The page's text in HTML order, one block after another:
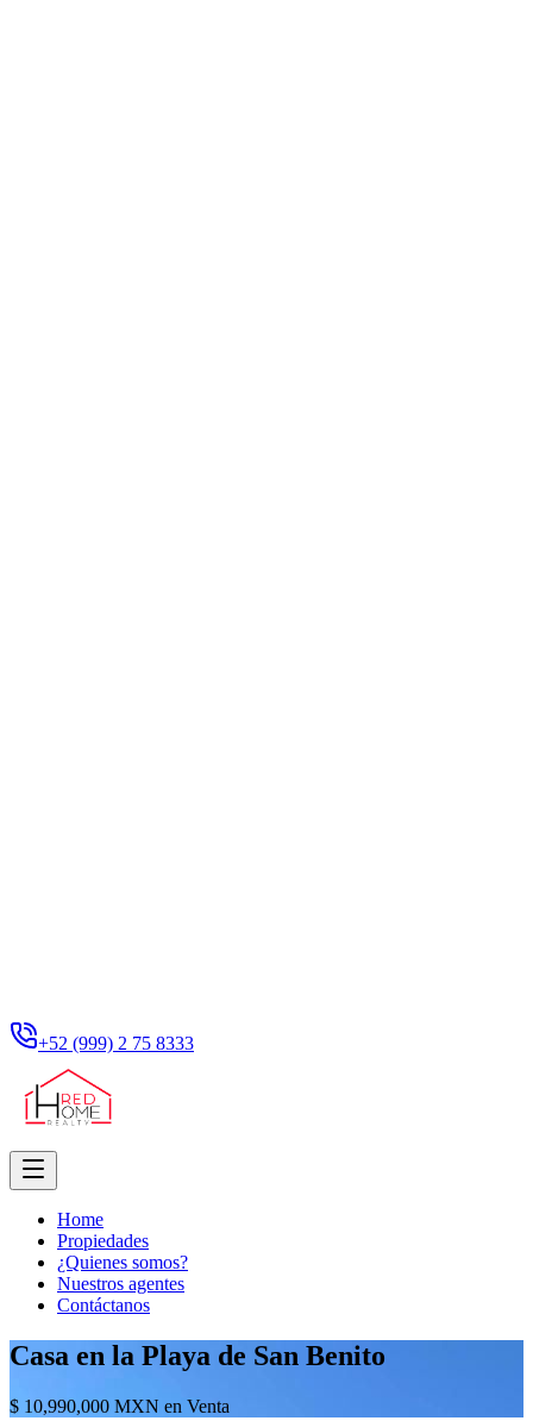
+52 (999) 2 75 8333
Home
Propiedades
¿Quienes somos?
Nuestros agentes
Contáctanos
Casa en la Playa de San Benito
$ 10,990,000 MXN en Venta